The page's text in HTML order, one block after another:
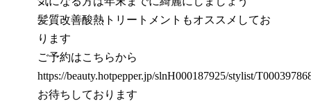
髪質改善酸熱トリートメントもオススメしてお
ります
ご予約はこちらから
https://beauty.hotpepper.jp/slnH000187925/stylist/
お待ちしております